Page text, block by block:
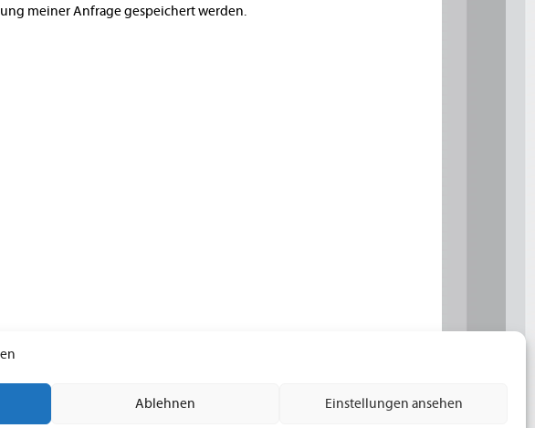
Ablehnen Einstellungen ansehen
meiner Anfrage gespeichert werden.